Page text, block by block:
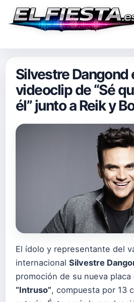
Silvestre Dangond
videoclip de “Sé
él” junto a Reik y
El ídolo y representante del
internacional Silvestre
promoción de su nueva
“Intruso”, compuesta por 13